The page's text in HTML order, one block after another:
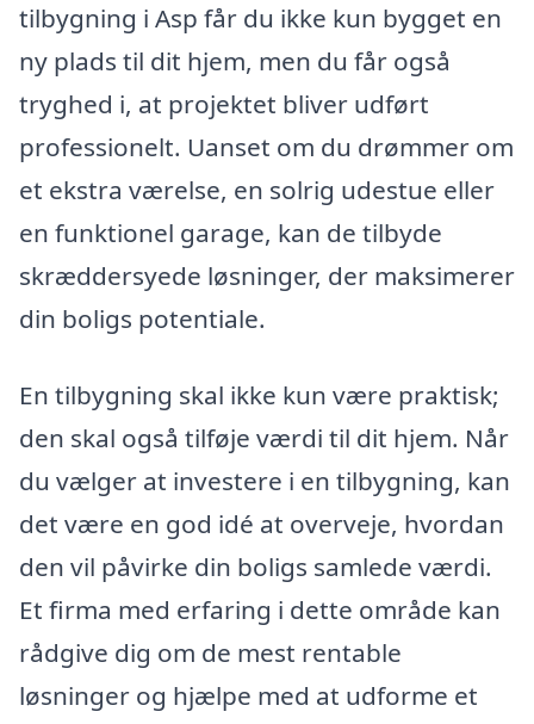
tilbygning i Asp får du ikke kun bygget en
ny plads til dit hjem, men du får også
tryghed i, at projektet bliver udført
professionelt. Uanset om du drømmer om
et ekstra værelse, en solrig udestue eller
en funktionel garage, kan de tilbyde
skræddersyede løsninger, der maksimerer
din boligs potentiale.
En tilbygning skal ikke kun være praktisk;
den skal også tilføje værdi til dit hjem. Når
du vælger at investere i en tilbygning, kan
det være en god idé at overveje, hvordan
den vil påvirke din boligs samlede værdi.
Et firma med erfaring i dette område kan
rådgive dig om de mest rentable
løsninger og hjælpe med at udforme et